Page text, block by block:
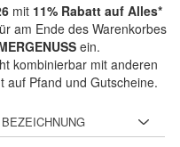
mit 11% Rabatt auf Alles*
am Ende des Warenkorbes
ein.
kombinierbar mit anderen
auf Pfand und Gutscheine.